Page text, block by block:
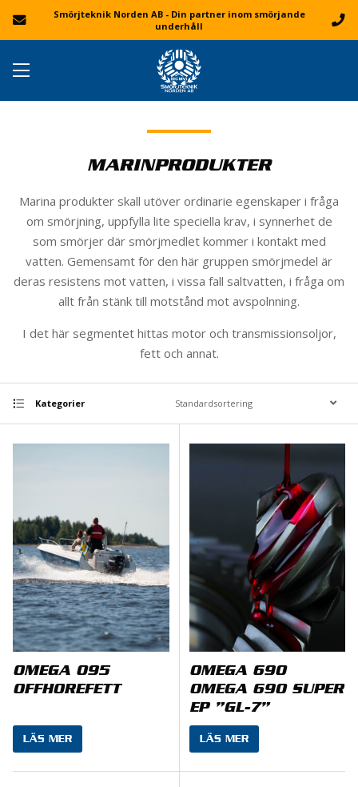
Smörjteknik Norden AB - Din partner inom smörjande
underhåll
MARINPRODUKTER
Marina produkter skall utöver ordinarie egenskaper i fråga
om smörjning, uppfylla lite speciella krav, i synnerhet de
som smörjer där smörjmedlet kommer i kontakt med
vatten. Gemensamt för den här gruppen smörjmedel är
deras resistens mot vatten, i vissa fall saltvatten, i fråga om
allt från stänk till motstånd mot avspolnning.
I det här segmentet hittas motor och transmissionsoljor,
fett och annat.
Kategorier
OMEGA 095
OFFHOREFETT
LÄS MER
OMEGA 690
OMEGA 690 SUPER
EP ”GL-7”
LÄS MER